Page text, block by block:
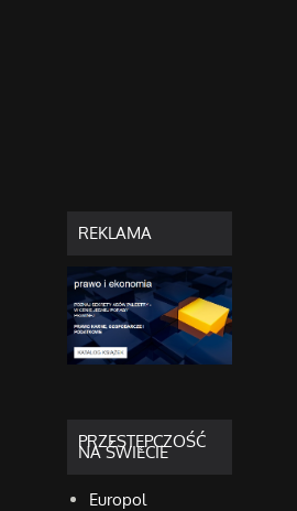
REKLAMA
PRZESTĘPCZOŚĆ
NA ŚWIECIE
Europol